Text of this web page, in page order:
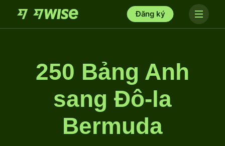
Đăng ký
250 Bảng Anh
sang Đô-la
Bermuda